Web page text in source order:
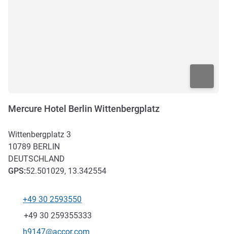
Mercure Hotel Berlin Wittenbergplatz
Wittenbergplatz 3
10789 BERLIN
DEUTSCHLAND
GPS:52.501029, 13.342554
+49 30 2593550
Fax
+49 30 259355333
Kontakt-E-Mail
h9147@accor.com